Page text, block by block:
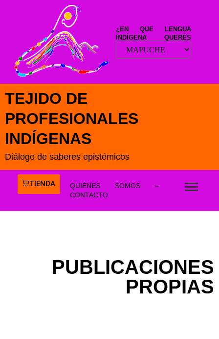
¿EN QUE LENGUA
INDÍGENA QUERÉS
LEER ESTE SITIO?
TEJIDO DE
PROFESIONALES
INDÍGENAS
Diálogo de saberes epistémicos
TIENDA
QUIÉNES SOMOS –
CONTACTO
PUBLICACIONES
PROPIAS